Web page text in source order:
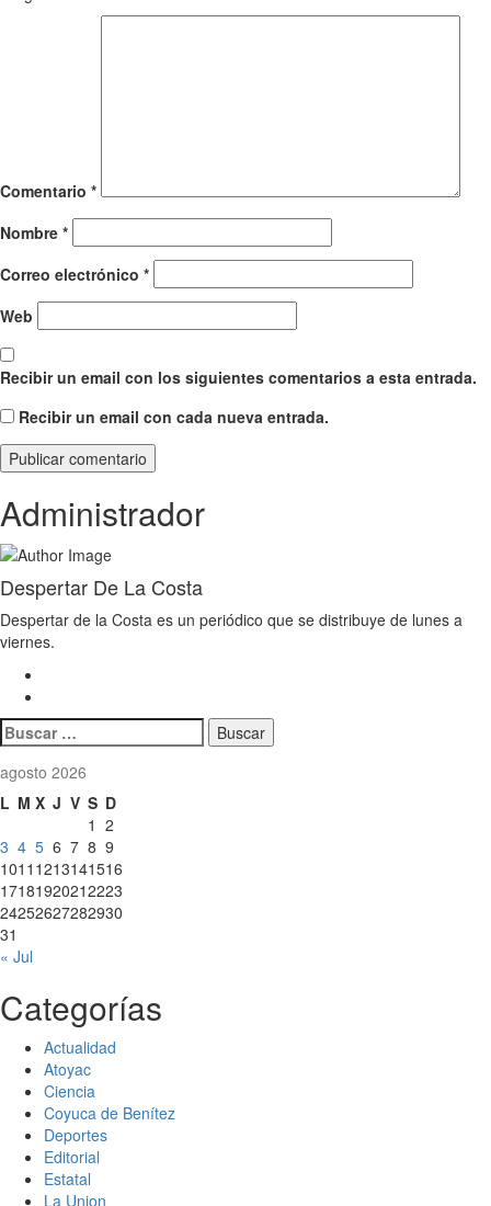
Comentario *
Nombre *
Correo electrónico *
Web
Recibir un email con los siguientes comentarios a esta entrada.
Recibir un email con cada nueva entrada.
Administrador
Despertar De La Costa
Despertar de la Costa es un periódico que se distribuye de lunes a
viernes.
Buscar:
agosto 2026
L M X J V S D
1 2
3 4 5 6 7 8 9
1011 1213141516
17181920212223
24252627282930
31
« Jul
Categorías
Actualidad
Atoyac
Ciencia
Coyuca de Benítez
Deportes
Editorial
Estatal
La Union